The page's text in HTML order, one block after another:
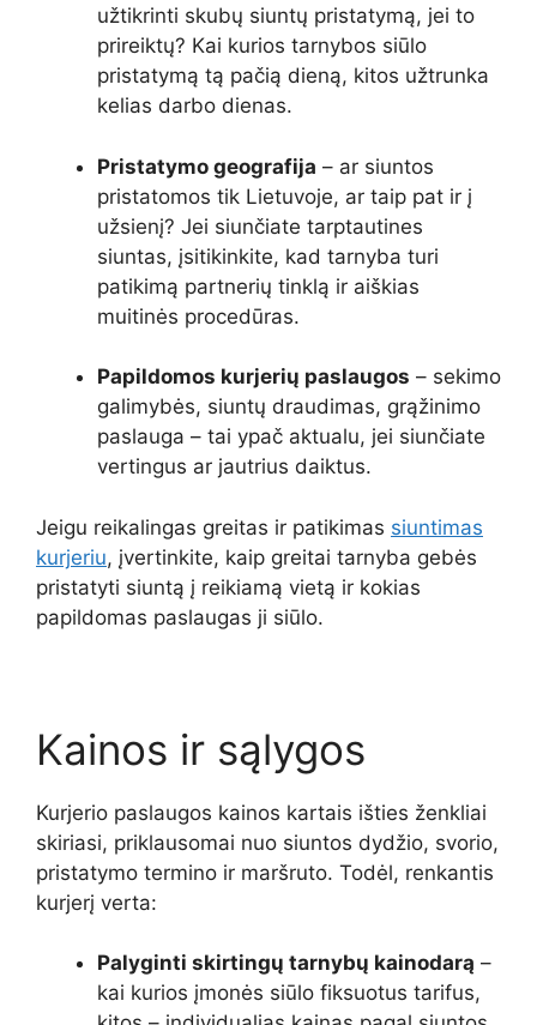
užtikrinti skubų siuntų pristatymą, jei to
prireiktų? Kai kurios tarnybos siūlo
pristatymą tą pačią dieną, kitos užtrunka
kelias darbo dienas.
Pristatymo geografija – ar siuntos
pristatomos tik Lietuvoje, ar taip pat ir į
užsienį? Jei siunčiate tarptautines
siuntas, įsitikinkite, kad tarnyba turi
patikimą partnerių tinklą ir aiškias
muitinės procedūras.
Papildomos kurjerių paslaugos – sekimo
galimybės, siuntų draudimas, grąžinimo
paslauga – tai ypač aktualu, jei siunčiate
vertingus ar jautrius daiktus.
Jeigu reikalingas greitas ir patikimas siuntimas
kurjeriu, įvertinkite, kaip greitai tarnyba gebės
pristatyti siuntą į reikiamą vietą ir kokias
papildomas paslaugas ji siūlo.
Kainos ir sąlygos
Kurjerio paslaugos kainos kartais išties ženkliai
skiriasi, priklausomai nuo siuntos dydžio, svorio,
pristatymo termino ir maršruto. Todėl, renkantis
kurjerį verta:
Palyginti skirtingų tarnybų kainodarą –
kai kurios įmonės siūlo fiksuotus tarifus,